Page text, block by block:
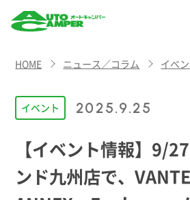
CAMPER
（オート
キャン
パー）
HOME ニュース／コラム イベ
イベント 2025.9.25
【イベント情報】9/
ンド九州店で、